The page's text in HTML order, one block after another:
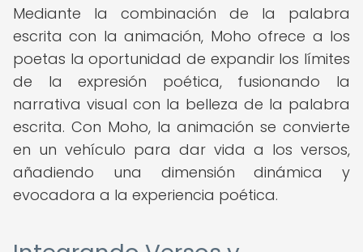
Mediante la combinación de la palabra
escrita con la animación, Moho ofrece a los
poetas la oportunidad de expandir los límites
de la expresión poética, fusionando la
narrativa visual con la belleza de la palabra
escrita. Con Moho, la animación se convierte
en un vehículo para dar vida a los versos,
añadiendo una dimensión dinámica y
evocadora a la experiencia poética.